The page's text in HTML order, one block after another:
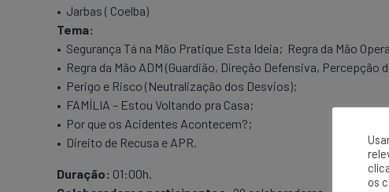
• Jarbas ( Coelba)
Tema:
• Segurança Tá na Mão Pratique Esta Ideia; Regra da Mão
• Regra da Mão ADM (Guardião, Direção Defensiva, Percepção
• Perigo e Risco (Neutralização dos Desvios);
• FAMÍLIA – Estou Voltando pra Casa;
• Por que os Acidentes Acontecem?;
• Direito de Recusa e APR.
Duração: 01:00h.
os